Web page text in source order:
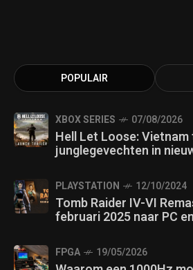
POPULAIR
XBOX SERIES 07/08/2026
Hell Let Loose:
junglegevechten in
PLAYSTATION 12/10/2024
Tomb Raider IV-VI
februari 2025 naar PC
FPGA 19/05/2026